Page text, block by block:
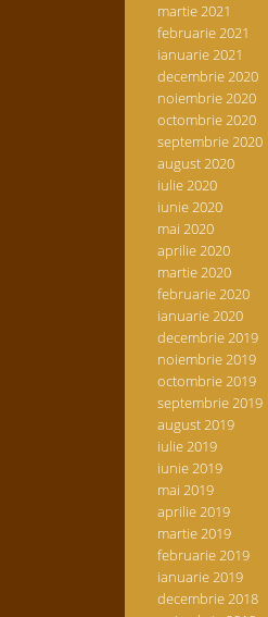
martie 2021
februarie 2021
ianuarie 2021
decembrie 2020
noiembrie 2020
octombrie 2020
septembrie 2020
august 2020
iulie 2020
iunie 2020
mai 2020
aprilie 2020
martie 2020
februarie 2020
ianuarie 2020
decembrie 2019
noiembrie 2019
octombrie 2019
septembrie 2019
august 2019
iulie 2019
iunie 2019
mai 2019
aprilie 2019
martie 2019
februarie 2019
ianuarie 2019
decembrie 2018